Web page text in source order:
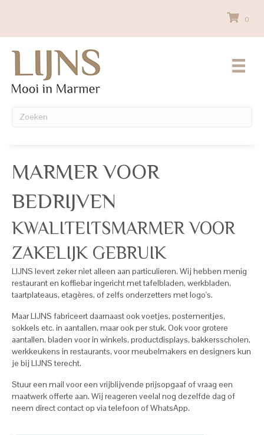
0
MARMER VOOR
BEDRIJVEN
KWALITEITSMARMER VOOR
ZAKELIJK GEBRUIK
LIJNS levert zeker niet alleen aan particulieren. Wij hebben menig
restaurant en koffiebar ingericht met tafelbladen, werkbladen,
taartplateaus, etagères, of zelfs onderzetters met logo's.
Maar LIJNS fabriceert daarnaast ook voetjes, postementjes,
sokkels etc. in aantallen, maar ook per stuk. Ook voor grotere
aantallen, bladen voor in winkels, productdisplays, bakkersscholen,
werkkeukens in restaurants, voor meubelmakers en designers kun
je bij LIJNS terecht.
Stuur een mail voor een vrijblijvende prijsopgaaf of vraag een
maatwerk offerte aan. Wij reageren veelal nog dezelfde dag of
neem direct contact op via telefoon of WhatsApp.